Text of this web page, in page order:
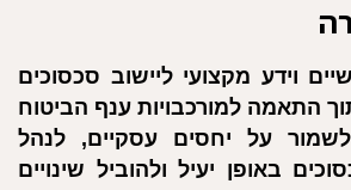
וידע מקצועי ליישוב סכסוכים
התאמה למורכבויות ענף הביטוח
לשמור על יחסים עסקיים, לנהל
באופן יעיל ולהוביל שינויים